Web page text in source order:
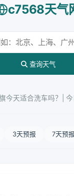
c7568天气
查询天气
今天适合洗车吗？|
3天预报 7天预报